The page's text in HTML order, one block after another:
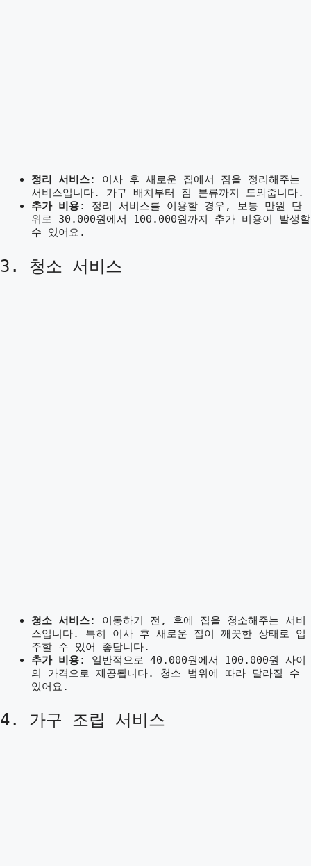
정리 서비스: 이사 후 새로운 집에서 짐을 정리해주는
서비스입니다. 가구 배치부터 짐 분류까지 도와줍니다.
추가 비용: 정리 서비스를 이용할 경우, 보통 만원 단
위로 30.000원에서 100.000원까지 추가 비용이 발생할
수 있어요.
3. 청소 서비스
청소 서비스: 이동하기 전, 후에 집을 청소해주는 서비
스입니다. 특히 이사 후 새로운 집이 깨끗한 상태로 입
주할 수 있어 좋답니다.
추가 비용: 일반적으로 40.000원에서 100.000원 사이
의 가격으로 제공됩니다. 청소 범위에 따라 달라질 수
있어요.
4. 가구 조립 서비스